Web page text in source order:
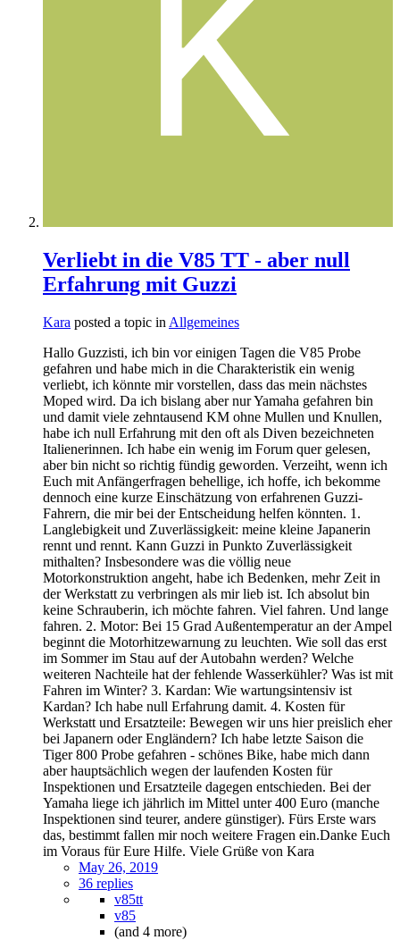
Verliebt in die V85 TT - aber null
Erfahrung mit Guzzi
Kara posted a topic in Allgemeines
Hallo Guzzisti, ich bin vor einigen Tagen die V85 Probe
gefahren und habe mich in die Charakteristik ein wenig
verliebt, ich könnte mir vorstellen, dass das mein nächstes
Moped wird. Da ich bislang aber nur Yamaha gefahren bin
und damit viele zehntausend KM ohne Mullen und Knullen,
habe ich null Erfahrung mit den oft als Diven bezeichneten
Italienerinnen. Ich habe ein wenig im Forum quer gelesen,
aber bin nicht so richtig fündig geworden. Verzeiht, wenn ich
Euch mit Anfängerfragen behellige, ich hoffe, ich bekomme
dennoch eine kurze Einschätzung von erfahrenen Guzzi-
Fahrern, die mir bei der Entscheidung helfen könnten. 1.
Langlebigkeit und Zuverlässigkeit: meine kleine Japanerin
rennt und rennt. Kann Guzzi in Punkto Zuverlässigkeit
mithalten? Insbesondere was die völlig neue
Motorkonstruktion angeht, habe ich Bedenken, mehr Zeit in
der Werkstatt zu verbringen als mir lieb ist. Ich absolut bin
keine Schrauberin, ich möchte fahren. Viel fahren. Und lange
fahren. 2. Motor: Bei 15 Grad Außentemperatur an der Ampel
beginnt die Motorhitzewarnung zu leuchten. Wie soll das erst
im Sommer im Stau auf der Autobahn werden? Welche
weiteren Nachteile hat der fehlende Wasserkühler? Was ist mit
Fahren im Winter? 3. Kardan: Wie wartungsintensiv ist
Kardan? Ich habe null Erfahrung damit. 4. Kosten für
Werkstatt und Ersatzteile: Bewegen wir uns hier preislich eher
bei Japanern oder Engländern? Ich habe letzte Saison die
Tiger 800 Probe gefahren - schönes Bike, habe mich dann
aber hauptsächlich wegen der laufenden Kosten für
Inspektionen und Ersatzteile dagegen entschieden. Bei der
Yamaha liege ich jährlich im Mittel unter 400 Euro (manche
Inspektionen sind teurer, andere günstiger). Fürs Erste wars
das, bestimmt fallen mir noch weitere Fragen ein.Danke Euch
im Voraus für Eure Hilfe. Viele Grüße von Kara
May 26, 2019
36 replies
v85tt
v85
(and 4 more)